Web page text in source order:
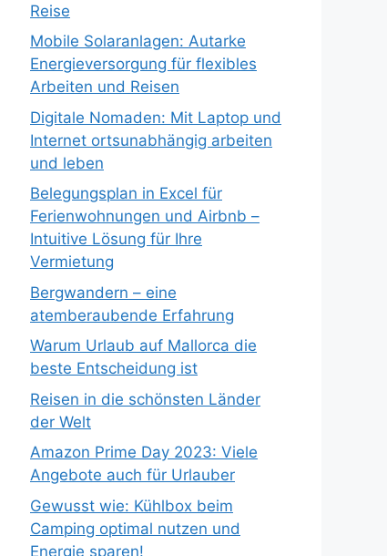
Reise
Mobile Solaranlagen: Autarke
Energieversorgung für flexibles
Arbeiten und Reisen
Digitale Nomaden: Mit Laptop und
Internet ortsunabhängig arbeiten
und leben
Belegungsplan in Excel für
Ferienwohnungen und Airbnb –
Intuitive Lösung für Ihre
Vermietung
Bergwandern – eine
atemberaubende Erfahrung
Warum Urlaub auf Mallorca die
beste Entscheidung ist
Reisen in die schönsten Länder
der Welt
Amazon Prime Day 2023: Viele
Angebote auch für Urlauber
Gewusst wie: Kühlbox beim
Camping optimal nutzen und
Energie sparen!